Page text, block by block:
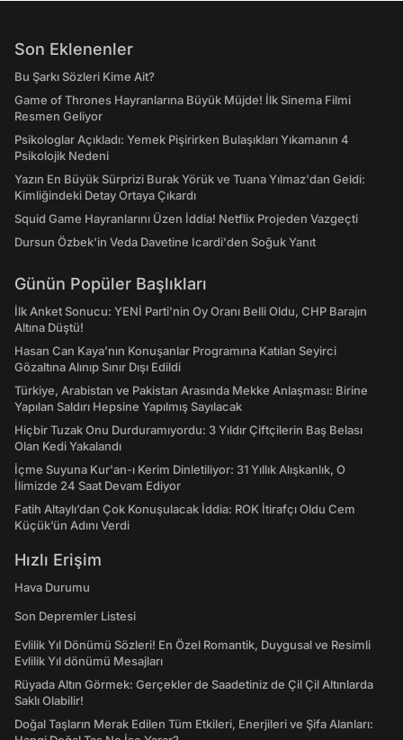
Son Eklenenler
Bu Şarkı Sözleri Kime Ait?
Game of Thrones Hayranlarına Büyük Müjde! İlk Sinema Filmi
Resmen Geliyor
Psikologlar Açıkladı: Yemek Pişirirken Bulaşıkları Yıkamanın 4
Psikolojik Nedeni
Yazın En Büyük Sürprizi Burak Yörük ve Tuana Yılmaz'dan Geldi:
Kimliğindeki Detay Ortaya Çıkardı
Squid Game Hayranlarını Üzen İddia! Netflix Projeden Vazgeçti
Dursun Özbek'in Veda Davetine Icardi'den Soğuk Yanıt
Günün Popüler Başlıkları
İlk Anket Sonucu: YENİ Parti'nin Oy Oranı Belli Oldu, CHP Barajın
Altına Düştü!
Hasan Can Kaya’nın Konuşanlar Programına Katılan Seyirci
Gözaltına Alınıp Sınır Dışı Edildi
Türkiye, Arabistan ve Pakistan Arasında Mekke Anlaşması: Birine
Yapılan Saldırı Hepsine Yapılmış Sayılacak
Hiçbir Tuzak Onu Durduramıyordu: 3 Yıldır Çiftçilerin Baş Belası
Olan Kedi Yakalandı
İçme Suyuna Kur'an-ı Kerim Dinletiliyor: 31 Yıllık Alışkanlık, O
İlimizde 24 Saat Devam Ediyor
Fatih Altaylı’dan Çok Konuşulacak İddia: ROK İtirafçı Oldu Cem
Küçük’ün Adını Verdi
Hızlı Erişim
Hava Durumu
Son Depremler Listesi
Evlilik Yıl Dönümü Sözleri! En Özel Romantik, Duygusal ve Resimli
Evlilik Yıl dönümü Mesajları
Rüyada Altın Görmek: Gerçekler de Saadetiniz de Çil Çil Altınlarda
Saklı Olabilir!
Doğal Taşların Merak Edilen Tüm Etkileri, Enerjileri ve Şifa Alanları: